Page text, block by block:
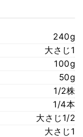
240g
大さじ1
100g
50g
1/2株
1/4本
大さじ1/2
大さじ1